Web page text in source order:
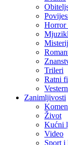
Horror
Trileri
Ratni
Zanimljivosti
Život
Kućni
Video
Sport i